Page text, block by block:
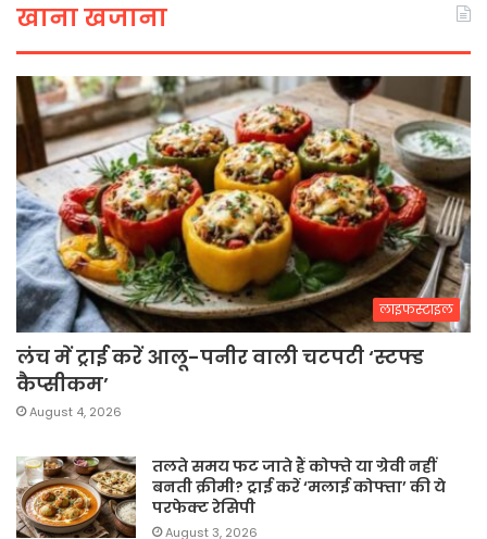
खाना खजाना
लाइफस्टाइल
लंच में ट्राई करें आलू-पनीर वाली चटपटी ‘स्टफ्ड
कैप्सीकम’
August 4, 2026
तलते समय फट जाते हैं कोफ्ते या ग्रेवी नहीं
बनती क्रीमी? ट्राई करें ‘मलाई कोफ्ता’ की ये
परफेक्ट रेसिपी
August 3, 2026